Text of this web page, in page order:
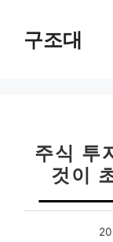
구조대
주식 투
것이